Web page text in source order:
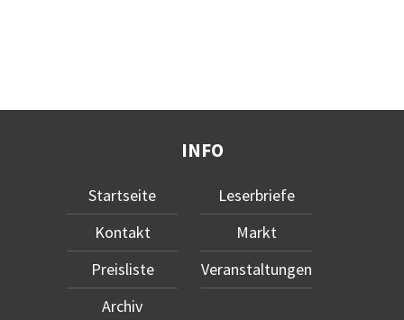
INFO
Startseite
Kontakt
Preisliste
Archiv
Leserbriefe
Markt
Veranstaltungen